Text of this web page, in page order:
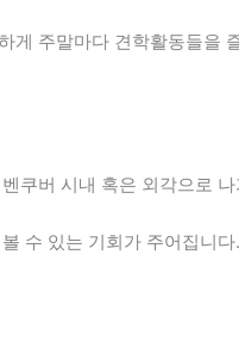
게 주말마다 견학활동들을
쿠버 시내 혹은 외각으로
수 있는 기회가 주어집니다.